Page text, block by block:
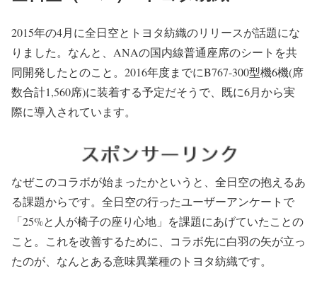
2015年の4月に全日空とトヨタ紡織のリリースが話題にな
りました。なんと、ANAの国内線普通座席のシートを共
同開発したとのこと。2016年度までにB767-300型機6機(席
数合計1,560席)に装着する予定だそうで、既に6月から実
際に導入されています。
なぜこのコラボが始まったかというと、全日空の抱えるあ
る課題からです。全日空の行ったユーザーアンケートで
「25%と人が椅子の座り心地」を課題にあげていたことの
こと。これを改善するために、コラボ先に白羽の矢が立っ
たのが、なんとある意味異業種のトヨタ紡織です。